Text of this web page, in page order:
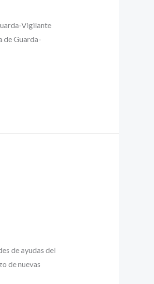
Vigilante
de Guarda-
de ayudas del
de nuevas